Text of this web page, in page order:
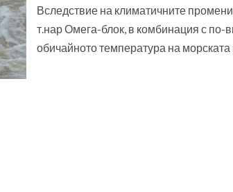
Вследствие на климатичните
т.нар Омега-блок, в комбинация с по-
обичайното температура на морската